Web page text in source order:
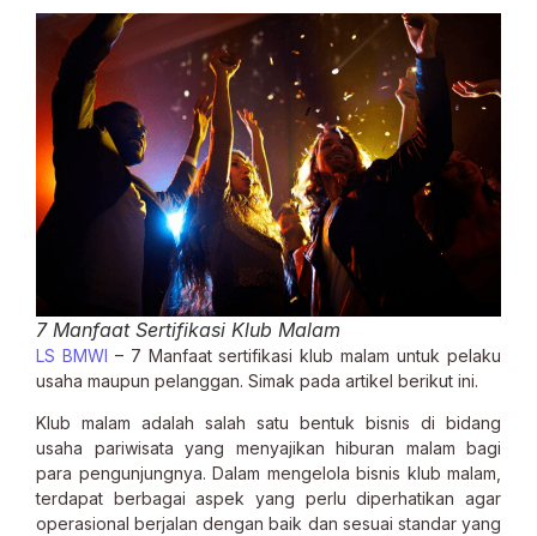
7 Manfaat Sertifikasi Klub Malam
LS BMWI – 7 Manfaat sertifikasi klub malam untuk pelaku
usaha maupun pelanggan. Simak pada artikel berikut ini.
Klub malam adalah salah satu bentuk bisnis di bidang
usaha pariwisata yang menyajikan hiburan malam bagi
para pengunjungnya. Dalam mengelola bisnis klub malam,
terdapat berbagai aspek yang perlu diperhatikan agar
operasional berjalan dengan baik dan sesuai standar yang